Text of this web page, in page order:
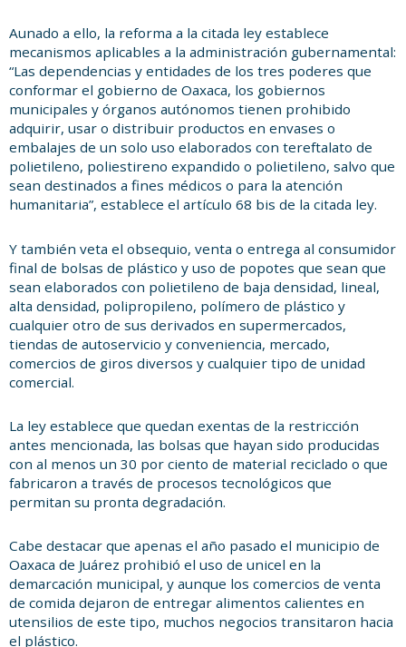
Aunado a ello, la reforma a la citada ley establece
mecanismos aplicables a la administración gubernamental:
“Las dependencias y entidades de los tres poderes que
conformar el gobierno de Oaxaca, los gobiernos
municipales y órganos autónomos tienen prohibido
adquirir, usar o distribuir productos en envases o
embalajes de un solo uso elaborados con tereftalato de
polietileno, poliestireno expandido o polietileno, salvo que
sean destinados a fines médicos o para la atención
humanitaria”, establece el artículo 68 bis de la citada ley.
Y también veta el obsequio, venta o entrega al consumidor
final de bolsas de plástico y uso de popotes que sean que
sean elaborados con polietileno de baja densidad, lineal,
alta densidad, polipropileno, polímero de plástico y
cualquier otro de sus derivados en supermercados,
tiendas de autoservicio y conveniencia, mercado,
comercios de giros diversos y cualquier tipo de unidad
comercial.
La ley establece que quedan exentas de la restricción
antes mencionada, las bolsas que hayan sido producidas
con al menos un 30 por ciento de material reciclado o que
fabricaron a través de procesos tecnológicos que
permitan su pronta degradación.
Cabe destacar que apenas el año pasado el municipio de
Oaxaca de Juárez prohibió el uso de unicel en la
demarcación municipal, y aunque los comercios de venta
de comida dejaron de entregar alimentos calientes en
utensilios de este tipo, muchos negocios transitaron hacia
el plástico.